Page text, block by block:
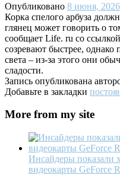
Опубликовано 8 июня, 2026
Корка спелого арбуза
глянец может говорить о
сообщает Life. ru со
созревают быстрее,
света – из-за этого они
сладости.
Запись опубликована
Добавьте в закладки
More from my site
Инсайдеры показали
видеокарты GeForce